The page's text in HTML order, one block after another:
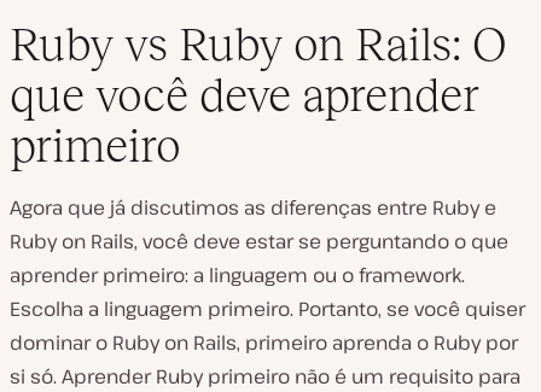
Ruby vs Ruby on Rails: O
que você deve aprender
primeiro
Agora que já discutimos as diferenças entre Ruby e
Ruby on Rails, você deve estar se perguntando o que
aprender primeiro: a linguagem ou o framework.
Escolha a linguagem primeiro. Portanto, se você quiser
dominar o Ruby on Rails, primeiro aprenda o Ruby por
si só. Aprender Ruby primeiro não é um requisito para